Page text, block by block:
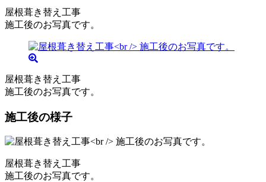
屋根葺き替え工事
施工後のお写真です。
屋根葺き替え工事
施工後のお写真です。
施工後の様子
屋根葺き替え工事
施工後のお写真です。